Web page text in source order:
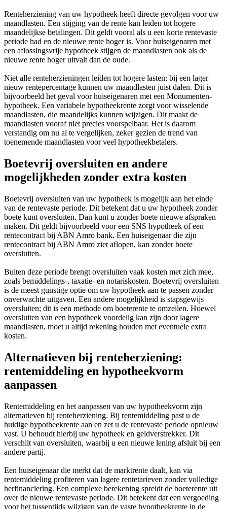
Renteherziening van uw hypotheek heeft directe gevolgen voor uw
maandlasten. Een stijging van de rente kan leiden tot hogere
maandelijkse betalingen. Dit geldt vooral als u een korte rentevaste
periode had en de nieuwe rente hoger is. Voor huiseigenaren met
een aflossingsvrije hypotheek stijgen de maandlasten ook als de
nieuwe rente hoger uitvalt dan de oude.
Niet alle renteherzieningen leiden tot hogere lasten; bij een lager
nieuw rentepercentage kunnen uw maandlasten juist dalen. Dit is
bijvoorbeeld het geval voor huiseigenaren met een Monumenten-
hypotheek. Een variabele hypotheekrente zorgt voor wisselende
maandlasten, die maandelijks kunnen wijzigen. Dit maakt de
maandlasten vooraf niet precies voorspelbaar. Het is daarom
verstandig om nu al te vergelijken, zeker gezien de trend van
toenemende maandlasten voor veel hypotheekbetalers.
Boetevrij oversluiten en andere
mogelijkheden zonder extra kosten
Boetevrij oversluiten van uw hypotheek is mogelijk aan het einde
van de rentevaste periode. Dit betekent dat u uw hypotheek zonder
boete kunt oversluiten. Dan kunt u zonder boete nieuwe afspraken
maken. Dit geldt bijvoorbeeld voor een SNS hypotheek of een
rentecontract bij ABN Amro bank. Een huiseigenaar die zijn
rentecontract bij ABN Amro ziet aflopen, kan zonder boete
oversluiten.
Buiten deze periode brengt oversluiten vaak kosten met zich mee,
zoals bemiddelings-, taxatie- en notariskosten. Boetevrij oversluiten
is de meest gunstige optie om uw hypotheek aan te passen zonder
onverwachte uitgaven. Een andere mogelijkheid is stapsgewijs
oversluiten; dit is een methode om boeterente te omzeilen. Hoewel
oversluiten van een hypotheek voordelig kan zijn door lagere
maandlasten, moet u altijd rekening houden met eventuele extra
kosten.
Alternatieven bij renteherziening:
rentemiddeling en hypotheekvorm
aanpassen
Rentemiddeling en het aanpassen van uw hypotheekvorm zijn
alternatieven bij renteherziening. Bij rentemiddeling past u de
huidige hypotheekrente aan en zet u de rentevaste periode opnieuw
vast. U behoudt hierbij uw hypotheek en geldverstrekker. Dit
verschilt van oversluiten, waarbij u een nieuwe lening afsluit bij een
andere partij.
Een huiseigenaar die merkt dat de marktrente daalt, kan via
rentemiddeling profiteren van lagere rentetarieven zonder volledige
herfinanciering. Een complexe berekening spreidt de boeterente uit
over de nieuwe rentevaste periode. Dit betekent dat een vergoeding
voor het tussentijds wijzigen van de vaste hypotheekrente in de